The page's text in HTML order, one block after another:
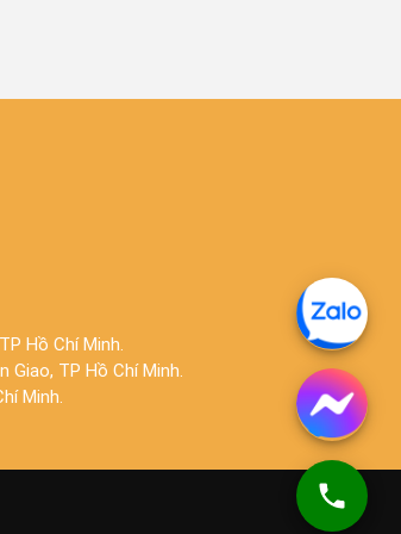
Hồ Chí Minh.
Giao, TP Hồ Chí Minh.
Minh.